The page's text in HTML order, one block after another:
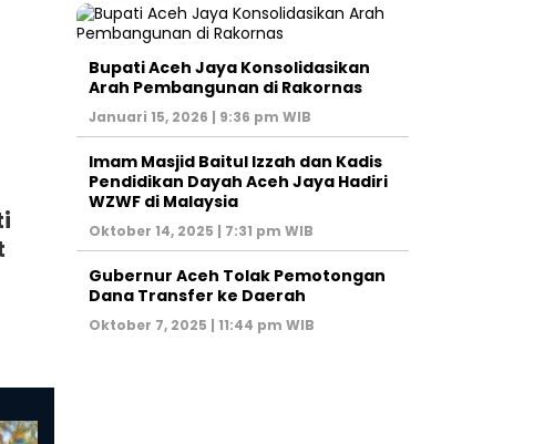
Bupati Aceh Jaya Konsolidasikan
Arah Pembangunan di Rakornas
Januari 15, 2026 | 9:36 pm WIB
Imam Masjid Baitul Izzah dan Kadis
Pendidikan Dayah Aceh Jaya Hadiri
WZWF di Malaysia
Oktober 14, 2025 | 7:31 pm WIB
Gubernur Aceh Tolak Pemotongan
Dana Transfer ke Daerah
Oktober 7, 2025 | 11:44 pm WIB